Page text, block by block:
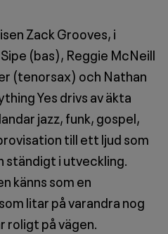
Zack Grooves, i
(bas), Reggie McNeill
(tenorsax) och Nathan
Yes drivs av äkta
jazz, funk, gospel,
till ett ljud som
ständigt i utveckling.
känns som en
litar på varandra nog
roligt på vägen.